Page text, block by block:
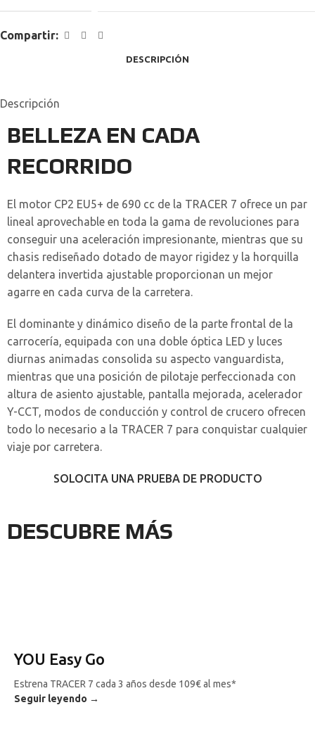
Compartir:
DESCRIPCIÓN
Descripción
BELLEZA EN CADA
RECORRIDO
El motor CP2 EU5+ de 690 cc de la TRACER 7 ofrece un par
lineal aprovechable en toda la gama de revoluciones para
conseguir una aceleración impresionante, mientras que su
chasis rediseñado dotado de mayor rigidez y la horquilla
delantera invertida ajustable proporcionan un mejor
agarre en cada curva de la carretera.
El dominante y dinámico diseño de la parte frontal de la
carrocería, equipada con una doble óptica LED y luces
diurnas animadas consolida su aspecto vanguardista,
mientras que una posición de pilotaje perfeccionada con
altura de asiento ajustable, pantalla mejorada, acelerador
Y-CCT, modos de conducción y control de crucero ofrecen
todo lo necesario a la TRACER 7 para conquistar cualquier
viaje por carretera.
SOLOCITA UNA PRUEBA DE PRODUCTO
DESCUBRE MÁS
YOU Easy Go
Estrena TRACER 7 cada 3 años desde 109€ al mes*
Seguir leyendo →